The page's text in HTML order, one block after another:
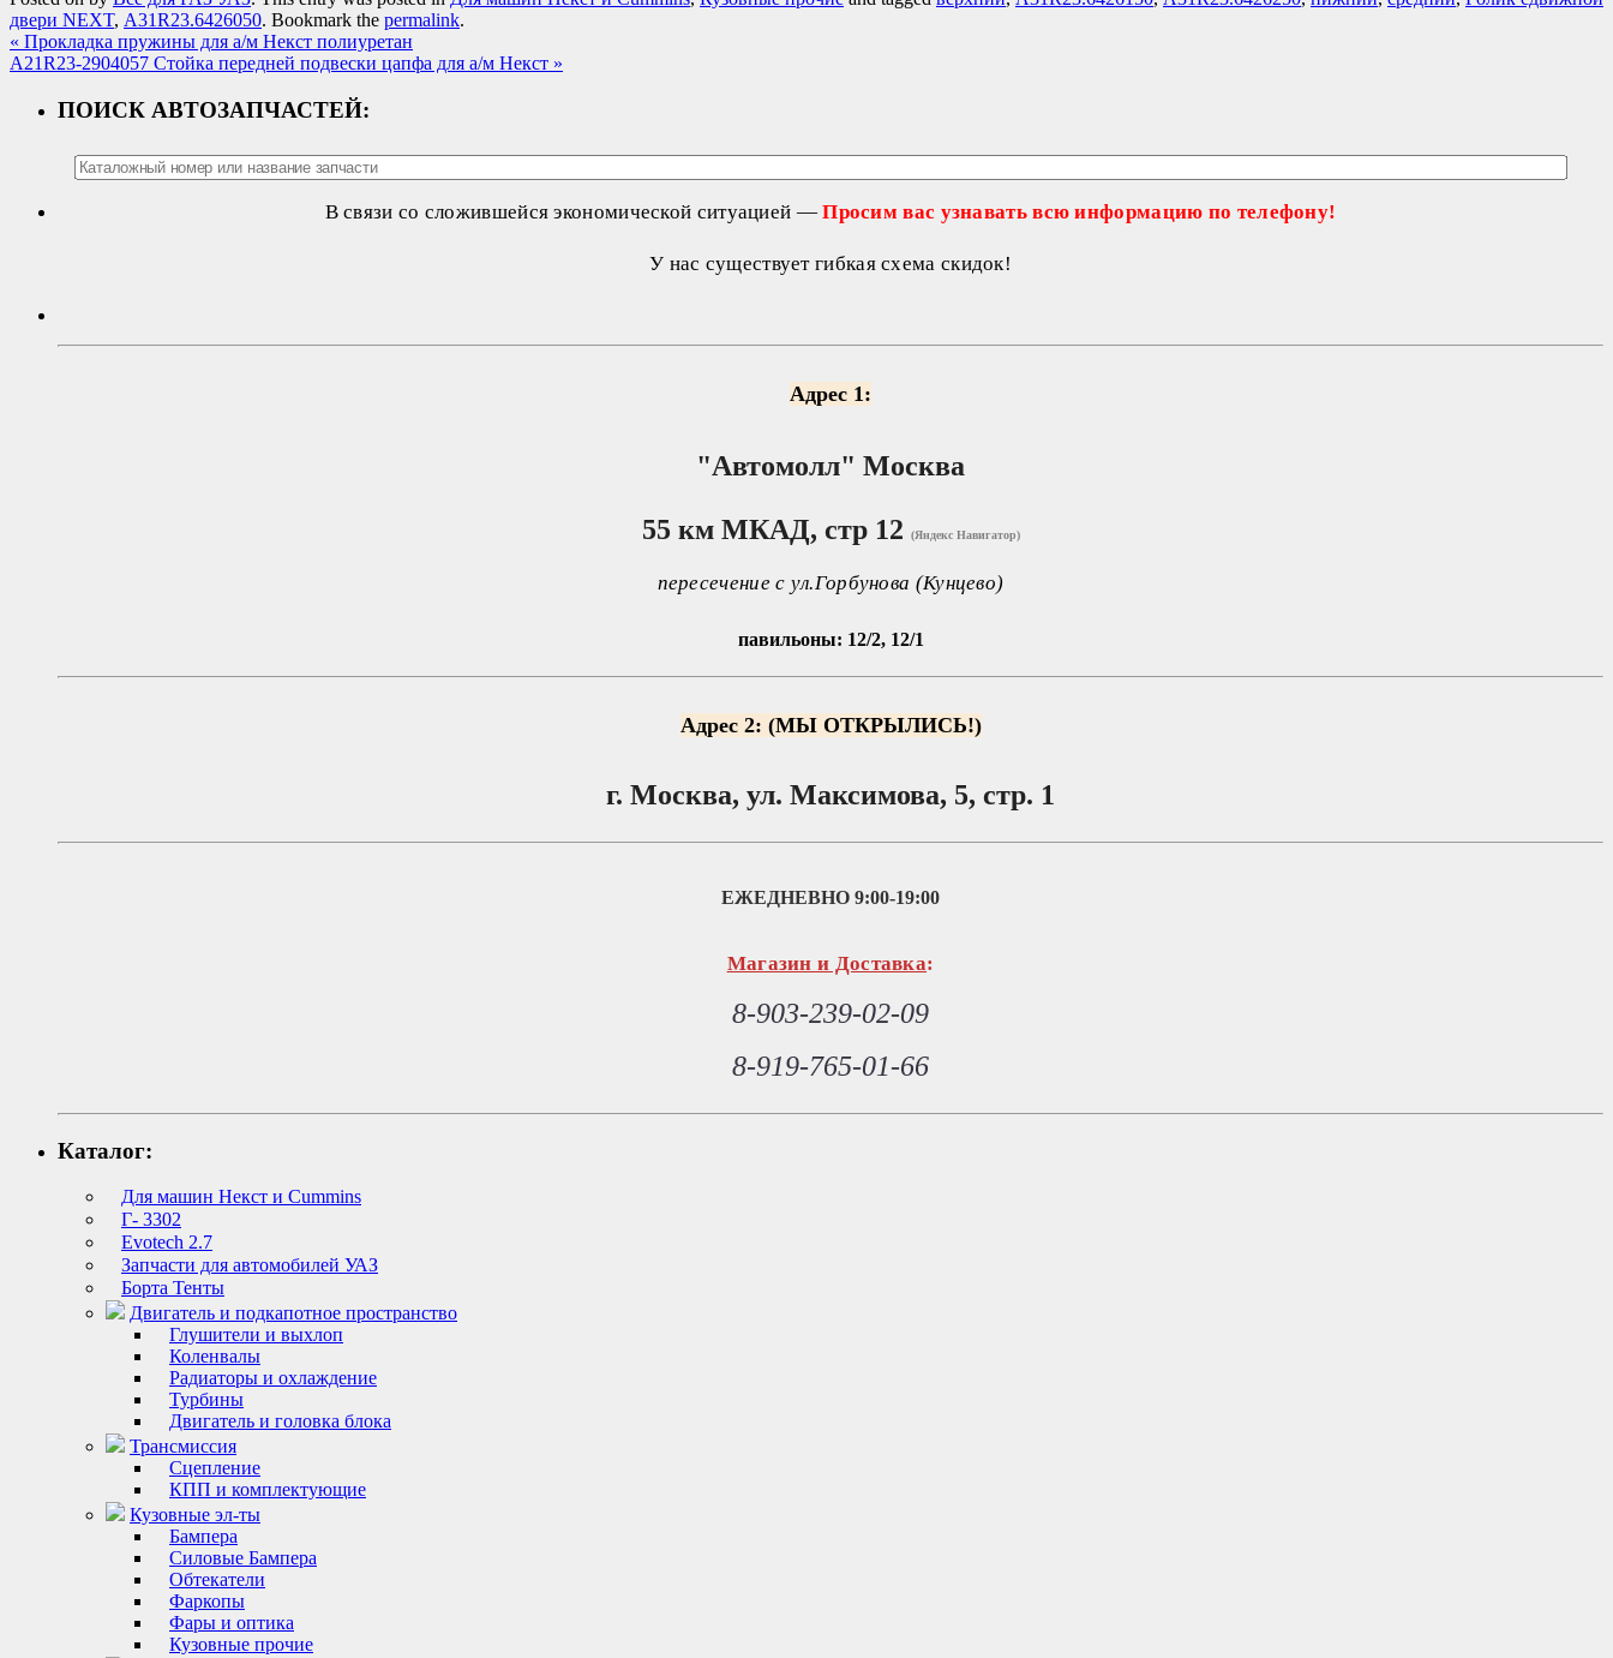
двери NEXT, А31R23.6426050. Bookmark the permalink.
« Прокладка пружины для а/м Некст полиуретан
А21R23-2904057 Стойка передней подвески цапфа для а/м Некст »
ПОИСК АВТОЗАПЧАСТЕЙ:
В связи со сложившейся экономической ситуацией —Просим вас узнавать всю информацию по телефону!
У нас существует гибкая схема скидок!
Адрес 1:
"Автомолл" Москва
55 км МКАД, стр 12 (Яндекс Навигатор)
пересечение с ул.Горбунова (Кунцево)
павильоны: 12/2, 12/1
Адрес 2: (МЫ ОТКРЫЛИСЬ!)
г. Москва, ул. Максимова, 5, стр. 1
ЕЖЕДНЕВНО 9:00-19:00
Магазин и Доставка:
8-903-239-02-09
8-919-765-01-66
Каталог:
Для машин Некст и Cummins
Г- 3302
Evotech 2.7
Запчасти для автомобилей УАЗ
Борта Тенты
Двигатель и подкапотное пространство
Глушители и выхлоп
Коленвалы
Радиаторы и охлаждение
Турбины
Двигатель и головка блока
Трансмиссия
Сцепление
КПП и комплектующие
Кузовные эл-ты
Бампера
Силовые Бампера
Обтекатели
Фаркопы
Фары и оптика
Кузовные прочие